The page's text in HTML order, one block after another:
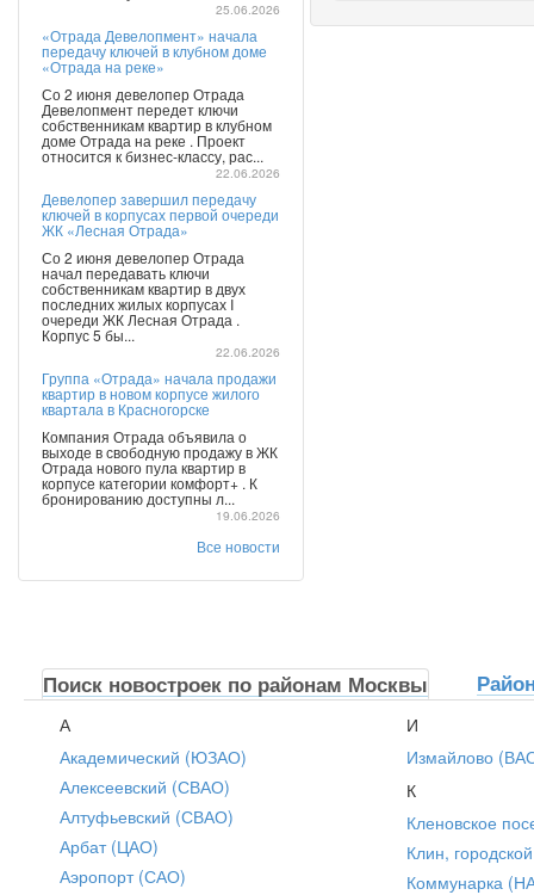
25.06.2026
«Отрада Девелопмент» начала
передачу ключей в клубном доме
«Отрада на реке»
Со 2 июня девелопер Отрада
Девелопмент передет ключи
собственникам квартир в клубном
доме Отрада на реке . Проект
относится к бизнес-классу, рас...
22.06.2026
Девелопер завершил передачу
ключей в корпусах первой очереди
ЖК «Лесная Отрада»
Со 2 июня девелопер Отрада
начал передавать ключи
собственникам квартир в двух
последних жилых корпусах I
очереди ЖК Лесная Отрада .
Корпус 5 бы...
22.06.2026
Группа «Отрада» начала продажи
квартир в новом корпусе жилого
квартала в Красногорске
Компания Отрада объявила о
выходе в свободную продажу в ЖК
Отрада нового пула квартир в
корпусе категории комфорт+ . К
бронированию доступны л...
19.06.2026
Все новости
Поиск новостроек по районам Москвы
А
Академический (ЮЗАО)
Алексеевский (СВАО)
Алтуфьевский (СВАО)
Арбат (ЦАО)
Аэропорт (САО)
И
Измайлово
К
Кленовское
Клин,
Коммунарка